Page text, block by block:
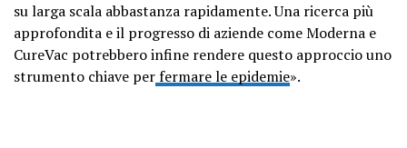
su larga scala abbastanza rapidamente. Una ricerca più
approfondita e il progresso di aziende come Moderna e
CureVac potrebbero infine rendere questo approccio uno
strumento chiave perfermare le epidemie».